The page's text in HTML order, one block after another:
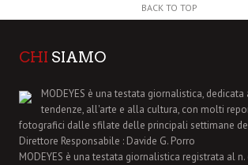
BACK TO TOP
CHI SIAMO
MODEYES è una testata giornalistica,
tendenze, all'arte e alla cultura, con molti
fotografici dalle sfilate delle principali settimane
Direttore Responsabile : Davide G. Porro
MODEYES è una testata giornalistica registrata al